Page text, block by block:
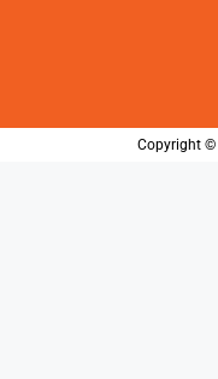
Copyright ©️